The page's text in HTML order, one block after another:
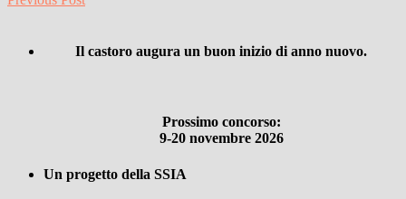
Il castoro augura un buon inizio di anno nuovo.
Prossimo concorso:
9-20 novembre 2026
Un progetto della SSIA